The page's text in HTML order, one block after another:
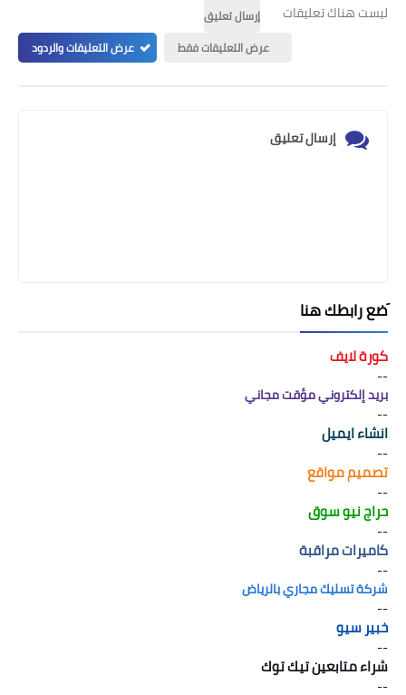
ليست هناك تعليقات
إرسال تعليق
عرض التعليقات فقط
عرض التعليقات والردود
إرسال تعليق
َضع رابطك هنا
كورة لايف
--
بريد إلكتروني مؤقت مجاني
--
انشاء ايميل
--
تصميم مواقع
--
حراج نيو سوق
--
كاميرات مراقبة
--
شركة تسليك مجاري بالرياض
--
خبير سيو
--
شراء متابعين تيك توك
--